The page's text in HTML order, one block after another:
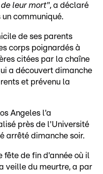
leur mort", a déclaré
communiqué.
de ses parents
corps poignardés à
citées par la chaîne
a découvert dimanche
et prévenu la
Angeles l'a
près de l'Université
arrêté dimanche soir.
fête de fin d'année où il
veille du meurtre, a par